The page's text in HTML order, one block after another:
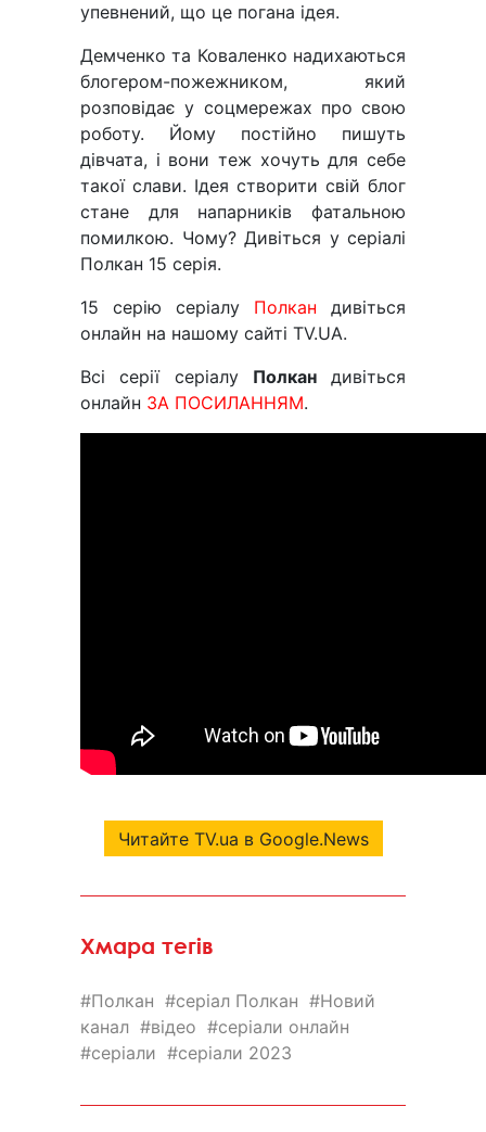
упевнений, що це погана ідея.
Демченко та Коваленко надихаються
блогером-пожежником, який
розповідає у соцмережах про свою
роботу. Йому постійно пишуть
дівчата, і вони теж хочуть для себе
такої слави. Ідея створити свій блог
стане для напарників фатальною
помилкою. Чому? Дивіться у серіалі
Полкан 15 серія.
15 серію серіалу Полкан дивіться
онлайн на нашому сайті TV.UA.
Всі серії серіалу Полкандивіться
онлайн ЗА ПОСИЛАННЯМ.
Читайте TV.ua в Google.News
Хмара тегів
Полкан серіал Полкан
Новий
канал
відео
серіали онлайн
серіали
серіали 2023